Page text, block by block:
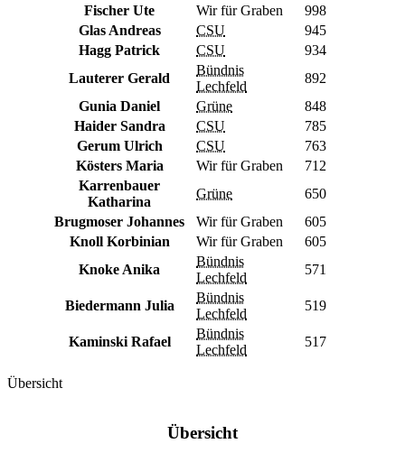
Fischer Ute
Wir für Graben
998
Glas Andreas
CSU
945
Hagg Patrick
CSU
934
Lauterer Gerald
Bündnis
Lechfeld
892
Gunia Daniel
Grüne
848
Haider Sandra
CSU
785
Gerum Ulrich
CSU
763
Kösters Maria
Wir für Graben
712
Karrenbauer
Katharina
Grüne
650
Brugmoser Johannes
Wir für Graben
605
Knoll Korbinian
Wir für Graben
605
Knoke Anika
Bündnis
Lechfeld
571
Biedermann Julia
Bündnis
Lechfeld
519
Kaminski Rafael
Bündnis
Lechfeld
517
Übersicht
Übersicht